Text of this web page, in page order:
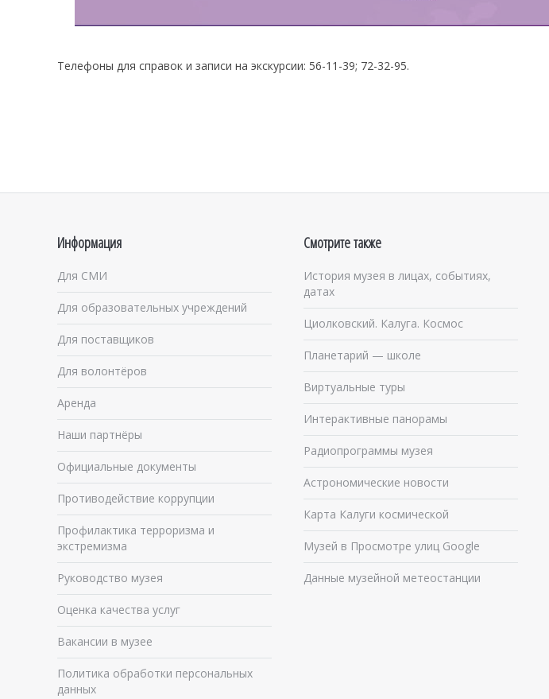
Телефоны для справок и записи на экскурсии: 56-11-39; 72-32-95.
Информация
Для СМИ
Для образовательных учреждений
Для поставщиков
Для волонтёров
Аренда
Наши партнёры
Официальные документы
Противодействие коррупции
Профилактика терроризма и
экстремизма
Руководство музея
Оценка качества услуг
Вакансии в музее
Политика обработки персональных
данных
Смотрите также
История музея в лицах, событиях,
датах
Циолковский. Калуга. Космос
Планетарий — школе
Виртуальные туры
Интерактивные панорамы
Радиопрограммы музея
Астрономические новости
Карта Калуги космической
Музей в Просмотре улиц Google
Данные музейной метеостанции